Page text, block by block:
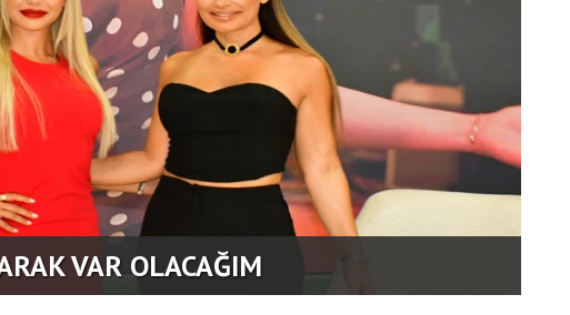
DEĞİL,REKOR VARDI